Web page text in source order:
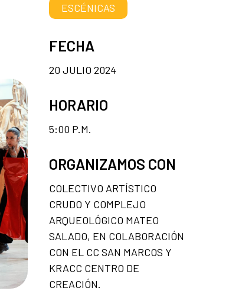
ESCÉNICAS
FECHA
20 JULIO 2024
HORARIO
5:00 P.M.
ORGANIZAMOS CON
COLECTIVO ARTÍSTICO
CRUDO Y COMPLEJO
ARQUEOLÓGICO MATEO
SALADO, EN COLABORACIÓN
CON EL CC SAN MARCOS Y
KRACC CENTRO DE
CREACIÓN.